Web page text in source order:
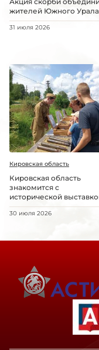
жителей Южного Урала
31 июля 2026
Кировская область
Кировская область
знакомится с
исторической
30 июля 2026